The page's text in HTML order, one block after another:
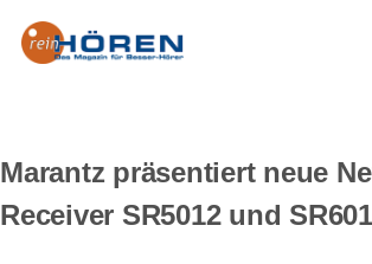
Marantz präsentiert neue
Receiver SR5012 und